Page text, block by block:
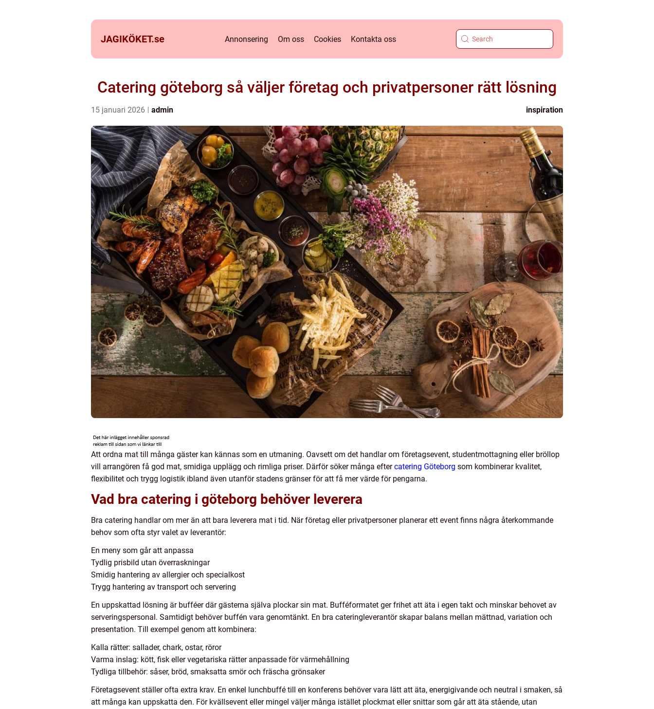
JAGIKÖKET.se Annonsering Om oss Cookies Kontakta oss
Catering göteborg så väljer företag och privatpersoner rätt lösning
15 januari 2026 admin inspiration
Att ordna mat till många gäster kan kännas som en utmaning. Oavsett om det handlar om företagsevent, studentmottagning eller bröllop
vill arrangören få god mat, smidiga upplägg och rimliga priser. Därför söker många eftercatering Göteborg som kombinerar kvalitet,
flexibilitet och trygg logistik ibland även utanför stadens gränser för att få mer värde för pengarna.
Vad bra catering i göteborg behöver leverera
Bra catering handlar om mer än att bara leverera mat i tid. När företag eller privatpersoner planerar ett event finns några återkommande
behov som ofta styr valet av leverantör:
En meny som går att anpassa
Tydlig prisbild utan överraskningar
Smidig hantering av allergier och specialkost
Trygg hantering av transport och servering
En uppskattad lösning är bufféer där gästerna själva plockar sin mat. Bufféformatet ger frihet att äta i egen takt och minskar behovet av
serveringspersonal. Samtidigt behöver buffén vara genomtänkt. En bra cateringleverantör skapar balans mellan mättnad, variation och
presentation. Till exempel genom att kombinera:
Kalla rätter: sallader, chark, ostar, röror
Varma inslag: kött, fisk eller vegetariska rätter anpassade för värmehållning
Tydliga tillbehör: såser, bröd, smaksatta smör och fräscha grönsaker
Företagsevent ställer ofta extra krav. En enkel lunchbuffé till en konferens behöver vara lätt att äta, energigivande och neutral i smaken, så
att många kan uppskatta den. För kvällsevent eller mingel väljer många istället plockmat eller snittar som går att äta stående, utan